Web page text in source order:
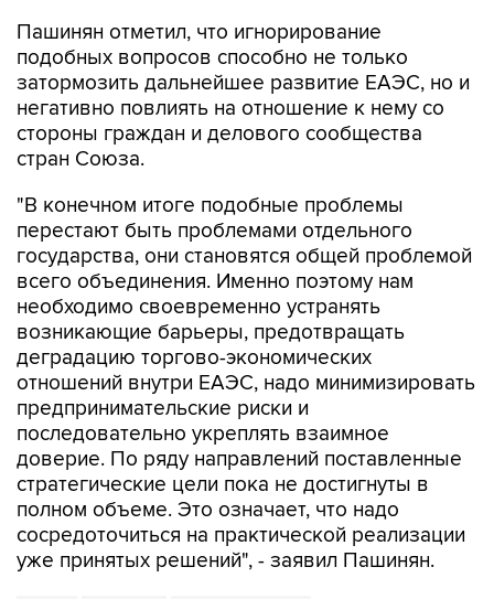
Пашинян отметил, что игнорирование
подобных вопросов способно не только
затормозить дальнейшее развитие ЕАЭС, но и
негативно повлиять на отношение к нему со
стороны граждан и делового сообщества
стран Союза.
"В конечном итоге подобные проблемы
перестают быть проблемами отдельного
государства, они становятся общей проблемой
всего объединения. Именно поэтому нам
необходимо своевременно устранять
возникающие барьеры, предотвращать
деградацию торгово-экономических
отношений внутри ЕАЭС, надо минимизировать
предпринимательские риски и
последовательно укреплять взаимное
доверие. По ряду направлений поставленные
стратегические цели пока не достигнуты в
полном объеме. Это означает, что надо
сосредоточиться на практической реализации
уже принятых решений", - заявил Пашинян.